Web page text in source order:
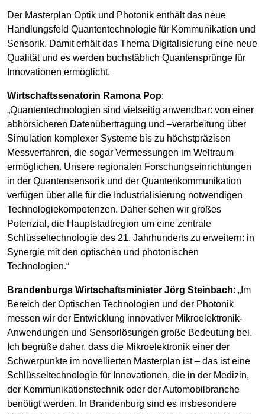
Der Masterplan Optik und Photonik enthält das neue
Handlungsfeld Quantentechnologie für Kommunikation und
Sensorik. Damit erhält das Thema Digitalisierung eine neue
Qualität und es werden buchstäblich Quantensprünge für
Innovationen ermöglicht.
Wirtschaftssenatorin Ramona Pop:
„Quantentechnologien sind vielseitig anwendbar: von einer
abhörsicheren Datenübertragung und –verarbeitung über
Simulation komplexer Systeme bis zu höchstpräzisen
Messverfahren, die sogar Vermessungen im Weltraum
ermöglichen. Unsere regionalen Forschungseinrichtungen
in der Quantensensorik und der Quantenkommunikation
verfügen über alle für die Industrialisierung notwendigen
Technologiekompetenzen. Daher sehen wir großes
Potenzial, die Hauptstadtregion um eine zentrale
Schlüsseltechnologie des 21. Jahrhunderts zu erweitern: in
Synergie mit den optischen und photonischen
Technologien.“
Brandenburgs Wirtschaftsminister Jörg Steinbach: „Im
Bereich der Optischen Technologien und der Photonik
messen wir der Entwicklung innovativer Mikroelektronik-
Anwendungen und Sensorlösungen große Bedeutung bei.
Ich begrüße daher, dass die Mikroelektronik einer der
Schwerpunkte im novellierten Masterplan ist – das ist eine
Schlüsseltechnologie für Innovationen, die in der Medizin,
der Kommunikationstechnik oder der Automobilbranche
benötigt werden. In Brandenburg sind es insbesondere